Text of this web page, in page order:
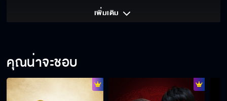
เพิ่มเติม
คุณน่าจะชอบ